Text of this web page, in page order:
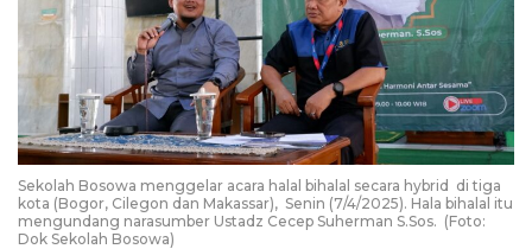
Sekolah Bosowa menggelar acara halal bihalal secara hybrid di tiga
kota (Bogor, Cilegon dan Makassar), Senin (7/4/2025). Hala bihalal itu
mengundang narasumber Ustadz Cecep Suherman S.Sos. (Foto:
Dok Sekolah Bosowa)